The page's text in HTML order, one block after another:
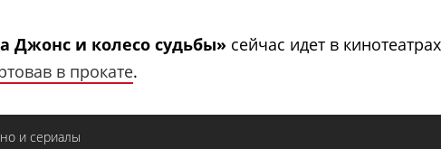
Джонс и колесо судьбы» сейчас идет в
в прокате.
и сериалы